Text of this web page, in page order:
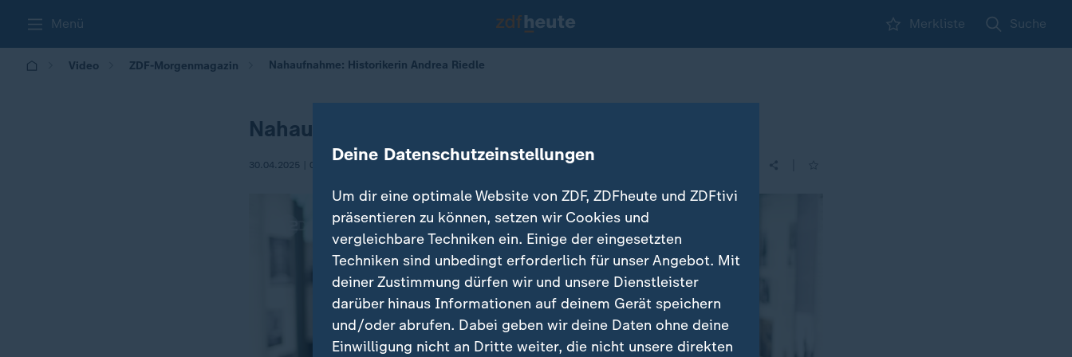
Menü Merkliste Suche
Video ZDF-Morgenmagazin Nahaufnahme: Historikerin Andrea Riedle
Nahaufnahme: Historikerin Andrea Riedle
30.04.2025 | 05:30 Deine Datenschutzeinstellungen
Um dir eine optimale Website von ZDF, ZDFheute und ZDFtivi
präsentieren zu können, setzen wir Cookies und
vergleichbare Techniken ein. Einige der eingesetzten
Techniken sind unbedingt erforderlich für unser Angebot. Mit
deiner Zustimmung dürfen wir und unsere Dienstleister
darüber hinaus Informationen auf deinem Gerät speichern
und/oder abrufen. Dabei geben wir deine Daten ohne deine
Einwilligung nicht an Dritte weiter, die nicht unsere direkten